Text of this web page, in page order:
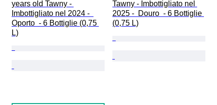
years old Tawny -
Imbottigliato nel 2024 -
Oporto  - 6 Bottiglie (0,75
L)
Tawny - Imbottigliato nel
2025 -  Douro  - 6 Bottiglie
(0,75 L)